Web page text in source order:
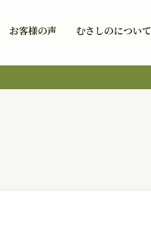
お客様の声 むさしのについて